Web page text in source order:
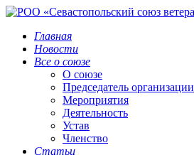
Главная
Новости
Все о союзе
О союзе
Председатель организации
Мероприятия
Деятельность
Устав
Членство
Статьи